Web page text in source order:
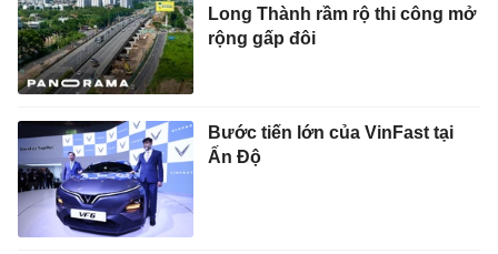
Long Thành rầm rộ thi công mở
rộng gấp đôi
Bước tiến lớn của VinFast tại
Ấn Độ